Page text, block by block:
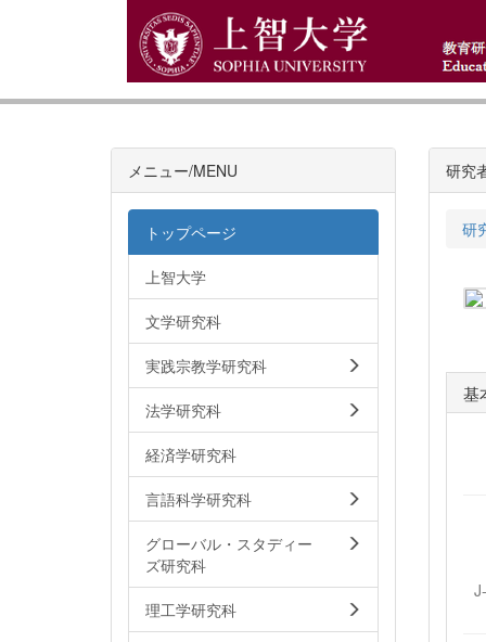
研究
研
基
メニュー/MENU
トップページ
上智大学
文学研究科
実践宗教学研究科
法学研究科
経済学研究科
言語科学研究科
グローバル・スタディー
ズ研究科
理工学研究科